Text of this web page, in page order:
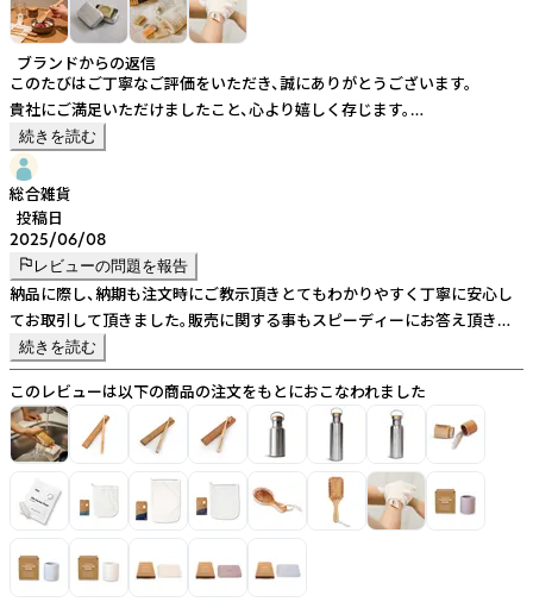
ブランドからの返信
このたびはご丁寧なご評価をいただき、誠にありがとうございます。
貴社にご満足いただけましたこと、心より嬉しく存じます。
今後もより一層ご満足いただける商品・サービスの提供に努めてまいりま
す。
引き続きどうぞよろしくお願い申し上げます。
続きを読む
総合雑貨
投稿日
2025/06/08
レビューの問題を報告
納品に際し、納期も注文時にご教示頂きとてもわかりやすく丁寧に安心し
てお取引して頂きました。販売に関する事もスピーディーにお答え頂き良
かったです。引き続きお取引したいブランド様です。
続きを読む
このレビューは以下の商品の注文をもとにおこなわれました